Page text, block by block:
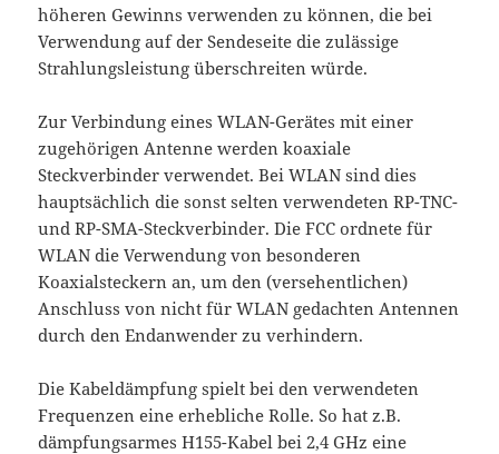
höheren Gewinns verwenden zu können, die bei
Verwendung auf der Sendeseite die zulässige
Strahlungsleistung überschreiten würde.
Zur Verbindung eines WLAN-Gerätes mit einer
zugehörigen Antenne werden koaxiale
Steckverbinder verwendet. Bei WLAN sind dies
hauptsächlich die sonst selten verwendeten RP-TNC-
und RP-SMA-Steckverbinder. Die FCC ordnete für
WLAN die Verwendung von besonderen
Koaxialsteckern an, um den (versehentlichen)
Anschluss von nicht für WLAN gedachten Antennen
durch den Endanwender zu verhindern.
Die Kabeldämpfung spielt bei den verwendeten
Frequenzen eine erhebliche Rolle. So hat z.B.
dämpfungsarmes H155-Kabel bei 2,4 GHz eine